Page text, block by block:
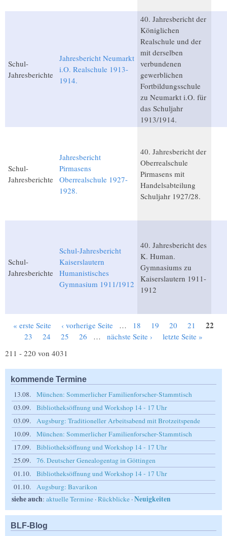
Schul-
Jahresberichte
Jahresbericht Neumarkt
i.O. Realschule 1913-
1914.
40. Jahresbericht der
Königlichen
Realschule und der
mit derselben
verbundenen
gewerblichen
Fortbildungsschule
zu Neumarkt i.O. für
das Schuljahr
1913/1914.
Schul-
Jahresberichte
Jahresbericht
Pirmasens
Oberrealschule 1927-
1928.
40. Jahresbericht der
Oberrealschule
Pirmasens mit
Handelsabteilung
Schuljahr 1927/28.
Schul-
Jahresberichte
Schul-Jahresbericht
Kaiserslautern
Humanistisches
Gymnasium 1911/1912
40. Jahresbericht des
K. Human.
Gymnasiums zu
Kaiserslautern 1911-
1912
Seiten
« erste Seite ‹ vorherige Seite … 18 19 20 21 22
23 24 25 26 … nächste Seite ›
letzte Seite »
211 - 220 von 4031
kommende Termine
13.08.
München: Sommerlicher Familienforscher-Stammtisch
03.09.
Bibliotheksöffnung und Workshop 14 - 17 Uhr
03.09.
Augsburg: Traditioneller Arbeitsabend mit Brotzeitspende
10.09.
München: Sommerlicher Familienforscher-Stammtisch
17.09.
Bibliotheksöffnung und Workshop 14 - 17 Uhr
25.09.
76. Deutscher Genealogentag in Göttingen
01.10.
Bibliotheksöffnung und Workshop 14 - 17 Uhr
01.10.
Augsburg: Bavarikon
siehe auch: aktuelle Termine ·Rückblicke ·Neuigkeiten
BLF-Blog